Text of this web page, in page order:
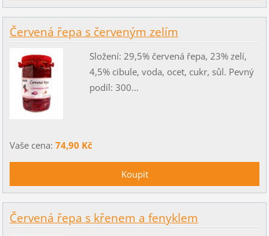
Červená řepa s červeným zelím
Složení: 29,5% červená řepa, 23% zelí,
4,5% cibule, voda, ocet, cukr, sůl. Pevný
podíl: 300...
Vaše cena: 74,90 Kč
Červená řepa s křenem a fenyklem